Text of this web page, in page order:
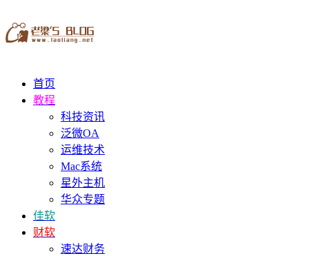
首页
教程
科技资讯
泛微OA
运维技术
Mac系统
星外主机
华众专题
佳软
财软
速达财务